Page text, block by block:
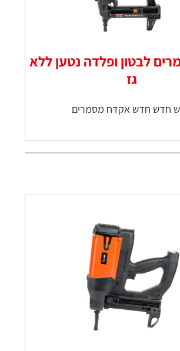
לבטון ופלדה נטען ללא
גז
חדש חדש אקדח מסמרים